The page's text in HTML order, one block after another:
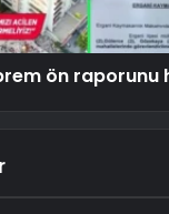
ön raporunu